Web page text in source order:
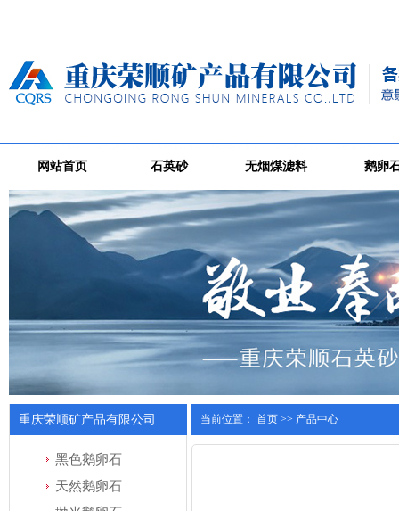
网站首页 石英砂 无烟煤滤料 鹅卵
重庆荣顺矿产品有限公司
黑色鹅卵石
天然鹅卵石
当前位置： 首页 >> 产品中心